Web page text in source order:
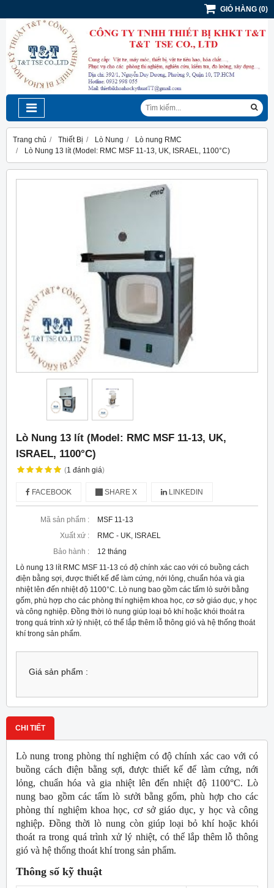
GIỎ HÀNG (0)
Trang chủ Thiết Bị Lò Nung
Lò nung RMC
Lò Nung 13 lít (Model: RMC MSF 11-13, UK, ISRAEL, 1100°C)
Lò Nung 13 lít (Model: RMC MSF 11-13, UK,
ISRAEL, 1100°C)
(1 đánh giá)
FACEBOOK SHARE X LINKEDIN
Mã sản phẩm :
MSF 11-13
Xuất xứ :
RMC - UK, ISRAEL
Bảo hành :
12 tháng
Lò nung 13 lít RMC MSF 11-13 có độ chính xác cao với có buồng cách
điện bằng sợi, được thiết kế để làm cứng, nới lỏng, chuẩn hóa và gia
nhiệt lên đến nhiệt độ 1100°C. Lò nung bao gồm các tấm lò sưởi bằng
gốm, phù hợp cho các phòng thí nghiệm khoa học, cơ sở giáo dục, y học
và công nghiệp. Đồng thời lò nung giúp loại bỏ khí hoặc khói thoát ra
trong quá trình xử lý nhiệt, có thể lắp thêm lỗ thông gió và hệ thống thoát
khí trong sản phẩm.
Giá sản phẩm :
CHI TIẾT
Lò nung trong phòng thí nghiệm có độ chính xác cao với có
buồng cách điện bằng sợi, được thiết kế để làm cứng, nới
lỏng, chuẩn hóa và gia nhiệt lên đến nhiệt độ 1100°C. Lò
nung bao gồm các tấm lò sưởi bằng gốm, phù hợp cho các
phòng thí nghiệm khoa học, cơ sở giáo dục, y học và công
nghiệp. Đồng thời lò nung còn giúp loại bỏ khí hoặc khói
thoát ra trong quá trình xử lý nhiệt, có thể lắp thêm lỗ thông
gió và hệ thống thoát khí trong sản phẩm.
Thông số kỹ thuật